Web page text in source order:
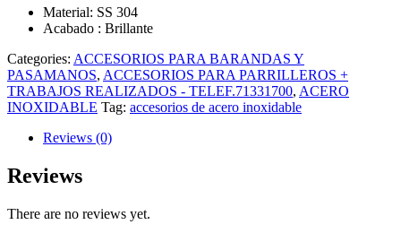
Material: SS 304
Acabado : Brillante
Categories: ACCESORIOS PARA BARANDAS Y
PASAMANOS, ACCESORIOS PARA PARRILLEROS +
TRABAJOS REALIZADOS - TELEF.71331700, ACERO
INOXIDABLE Tag: accesorios de acero inoxidable
Reviews (0)
Reviews
There are no reviews yet.